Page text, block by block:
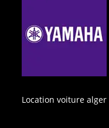
Location voiture alger